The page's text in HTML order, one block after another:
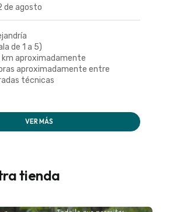
de agosto
de 1 a 5)
km aproximadamente
aproximadamente entre
técnicas
VER MÁS
tienda